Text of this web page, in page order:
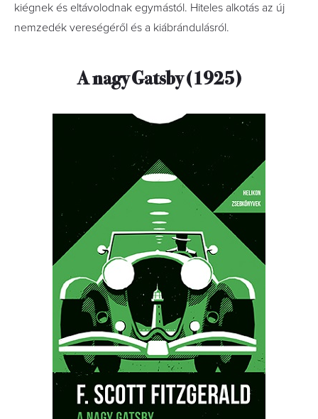
kiégnek és eltávolodnak egymástól. Hiteles alkotás az új
nemzedék vereségéről és a kiábrándulásról.
A nagy Gatsby (1925)